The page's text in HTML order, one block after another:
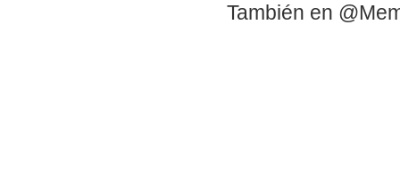
También en